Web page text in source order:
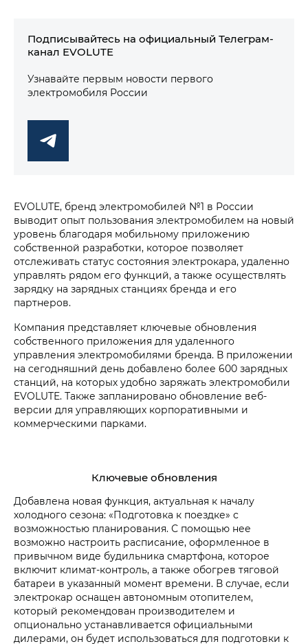
Подписывайтесь на официальный Телеграм-
канал EVOLUTE
Узнавайте первым новости первого
электромобиля России
EVOLUTE, бренд электромобилей №1 в России
выводит опыт пользования электромобилем на новый
уровень благодаря мобильному приложению
собственной разработки, которое позволяет
отслеживать статус состояния электрокара, удаленно
управлять рядом его функций, а также осуществлять
зарядку на зарядных станциях бренда и его
партнеров.
Компания представляет ключевые обновления
собственного приложения для удаленного
управления электромобилями бренда. В приложении
на сегодняшний день добавлено более 600 зарядных
станций, на которых удобно заряжать электромобили
EVOLUTE. Также запланировано обновление веб-
версии для управляющих корпоративными и
коммерческими парками.
Ключевые обновления
Добавлена новая функция, актуальная к началу
холодного сезона: «Подготовка к поездке» с
возможностью планирования. С помощью нее
возможно настроить расписание, оформленное в
привычном виде будильника смартфона, которое
включит климат-контроль, а также обогрев тяговой
батареи в указанный момент времени. В случае, если
электрокар оснащен автономным отопителем,
который рекомендован производителем и
опционально устанавливается официальными
дилерами, он будет использоваться для подготовки к